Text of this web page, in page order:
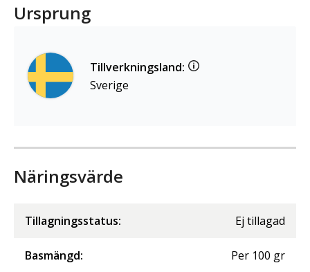
Ursprung
Tillverkningsland:
Sverige
Näringsvärde
Tillagningsstatus: Ej tillagad
Basmängd: Per 100 gr